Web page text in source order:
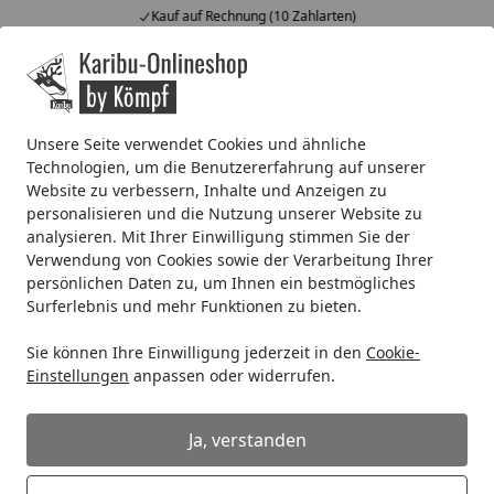
Unsere Seite verwendet Cookies und ähnliche
Technologien, um die Benutzererfahrung auf unserer
Website zu verbessern, Inhalte und Anzeigen zu
personalisieren und die Nutzung unserer Website zu
analysieren. Mit Ihrer Einwilligung stimmen Sie der
Verwendung von Cookies sowie der Verarbeitung Ihrer
persönlichen Daten zu, um Ihnen ein bestmögliches
Surferlebnis und mehr Funktionen zu bieten.
Sie können Ihre Einwilligung jederzeit in den Cookie-
Einstellungen anpassen oder widerrufen.
Ja, verstanden
Kauf auf Rechnung (10 Zahlarten)
Alle Produkte
Mein Konto
Startseite
Hilfe bei der Bestellung
Wo bekomme ich Hilfe bei der
Bestellung?
Etwas hakt und Sie kommen nicht weiter?
freundlichen Kundenservice. Unsere Fachberater helfen